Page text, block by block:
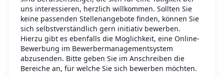
uns interessieren, herzlich willkommen. Sollten Sie
keine passenden Stellenangebote finden, können Sie
sich selbstverständlich gern initiativ bewerben.
Hierzu gibt es ebenfalls die Möglichkeit, eine Online-
Bewerbung im Bewerbermanagementsystem
abzusenden. Bitte geben Sie im Anschreiben die
Bereiche an, für welche Sie sich bewerben möchten.